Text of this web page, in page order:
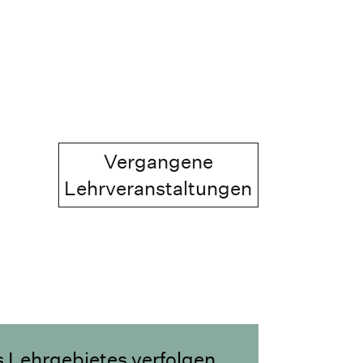
Vergangene
Lehrveranstaltungen